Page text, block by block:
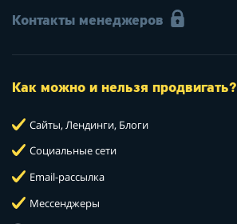
Контакты менеджеров
Как можно и нельзя продвигать?
Сайты, Лендинги, Блоги
Социальные сети
Email-рассылка
Мессенджеры